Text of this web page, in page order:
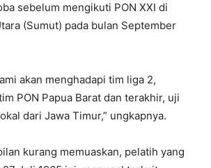
sebelum mengikuti PON XXI di
(Sumut) pada bulan September
akan menghadapi tim liga 2,
PON Papua Barat dan terakhir, uji
dari Jawa Timur,” ungkapnya.
kurang memuaskan, pelatih yang